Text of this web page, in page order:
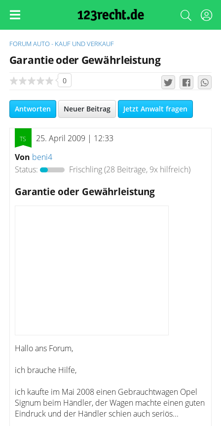
FORUM AUTO - KAUF UND VERKAUF
Garantie oder Gewährleistung
0
Antworten Neuer Beitrag Jetzt Anwalt fragen
25. April 2009 | 12:33
Von beni4
Status:
Frischling(28 Beiträge, 9x hilfreich)
Garantie oder Gewährleistung
Hallo ans Forum,
ich brauche Hilfe,
ich kaufte im Mai 2008 einen Gebrauchtwagen Opel
Signum beim Händler, der Wagen machte einen guten
Eindruck und der Händler schien auch seriös...